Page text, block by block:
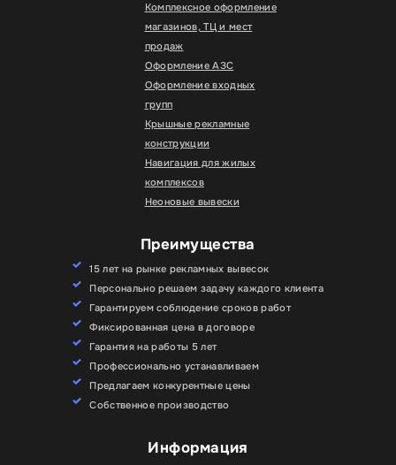
Комплексное оформление
магазинов, ТЦ и мест
продаж
Оформление АЗС
Оформление входных
групп
Крышные рекламные
конструкции
Навигация для жилых
комплексов
Неоновые вывески
Преимущества
15 лет на рынке рекламных вывесок
Персонально решаем задачу каждого клиента
Гарантируем соблюдение сроков работ
Фиксированная цена в договоре
Гарантия на работы 5 лет
Профессионально устанавливаем
Предлагаем конкурентные цены
Собственное производство
Информация